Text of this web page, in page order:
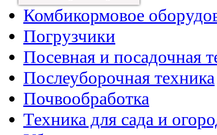
Комбикормовое
Погрузчики
Посевная и посадочная
Послеуборочная техника
Почвообработка
Техника для сада и